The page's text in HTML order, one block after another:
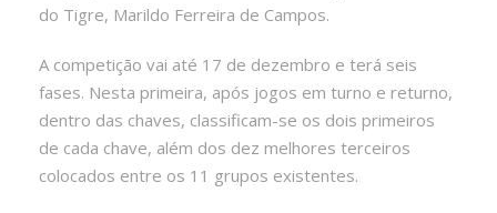
do Tigre, Marildo Ferreira de Campos.
A competição vai até 17 de dezembro e terá seis
fases. Nesta primeira, após jogos em turno e returno,
dentro das chaves, classificam-se os dois primeiros
de cada chave, além dos dez melhores terceiros
colocados entre os 11 grupos existentes.